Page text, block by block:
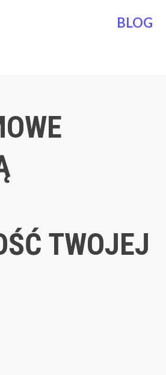
BLOG
TWOJEJ